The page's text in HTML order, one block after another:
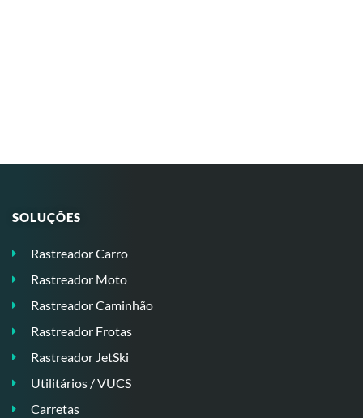
SOLUÇÕES
Rastreador Carro
Rastreador Moto
Rastreador Caminhão
Rastreador Frotas
Rastreador JetSki
Utilitários / VUCS
Carretas